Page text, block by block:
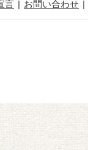
言
お問い合わせ